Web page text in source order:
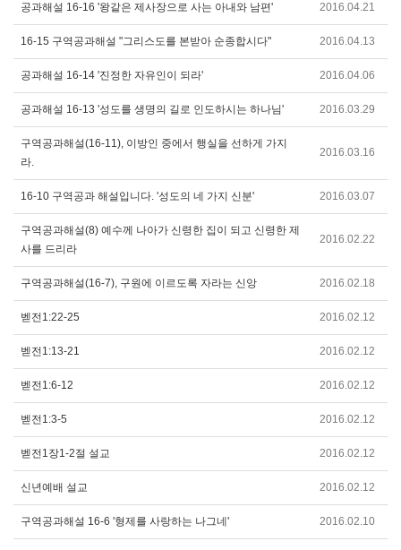
공과해설 16-16 '왕같은 제사장으로 사는 아내와 남편' 2016.04.21
16-15 구역공과해설 "그리스도를 본받아 순종합시다" 2016.04.13
공과해설 16-14 '진정한 자유인이 되라' 2016.04.06
공과해설 16-13 '성도를 생명의 길로 인도하시는 하나님' 2016.03.29
구역공과해설(16-11), 이방인 중에서 행실을 선하게 가지
라.
2016.03.16
16-10 구역공과 해설입니다. '성도의 네 가지 신분' 2016.03.07
구역공과해설(8) 예수께 나아가 신령한 집이 되고 신령한 제
사를 드리라
2016.02.22
구역공과해설(16-7), 구원에 이르도록 자라는 신앙 2016.02.18
벧전1:22-25 2016.02.12
벧전1:13-21 2016.02.12
벧전1:6-12 2016.02.12
벧전1:3-5 2016.02.12
벧전1장1-2절 설교 2016.02.12
신년예배 설교 2016.02.12
구역공과해설 16-6 '형제를 사랑하는 나그네' 2016.02.10